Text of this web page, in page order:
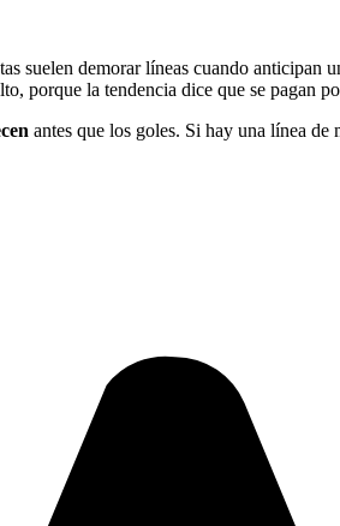
suelen demorar líneas cuando
porque la tendencia dice que se pagan
antes que los goles. Si hay una línea